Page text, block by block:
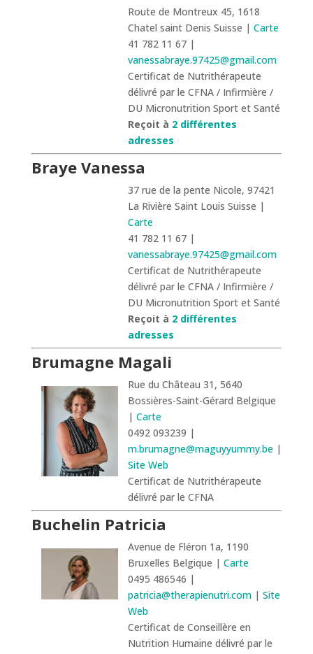
Route de Montreux 45, 1618
Chatel saint Denis Suisse | Carte
41 782 11 67 |
vanessabraye.97425@gmail.com
Certificat de Nutrithérapeute
délivré par le CFNA / Infirmière /
DU Micronutrition Sport et Santé
Reçoit à 2 différentes
adresses
Braye Vanessa
37 rue de la pente Nicole, 97421
La Rivière Saint Louis Suisse |
Carte
41 782 11 67 |
vanessabraye.97425@gmail.com
Certificat de Nutrithérapeute
délivré par le CFNA / Infirmière /
DU Micronutrition Sport et Santé
Reçoit à 2 différentes
adresses
Brumagne Magali
Rue du Château 31, 5640
Bossières-Saint-Gérard Belgique
| Carte
0492 093239 |
m.brumagne@maguyyummy.be|
Site Web
Certificat de Nutrithérapeute
délivré par le CFNA
Buchelin Patricia
Avenue de Fléron 1a, 1190
Bruxelles Belgique | Carte
0495 486546 |
patricia@therapienutri.com| Site
Web
Certificat de Conseillère en
Nutrition Humaine délivré par le